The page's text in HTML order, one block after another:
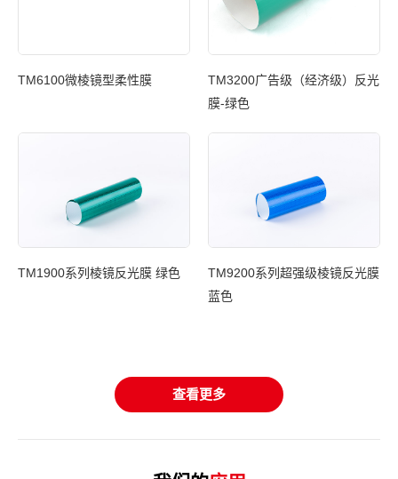
TM6100微棱镜型柔性膜
TM3200广告级（经济级）反光
膜-绿色
TM1900系列棱镜反光膜 绿色
TM9200系列超强级棱镜反光膜
蓝色
查看更多